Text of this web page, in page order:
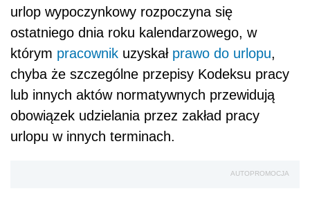
urlop wypoczynkowy rozpoczyna się
ostatniego dnia roku kalendarzowego, w
którym pracownik uzyskał prawo do urlopu,
chyba że szczególne przepisy Kodeksu pracy
lub innych aktów normatywnych przewidują
obowiązek udzielania przez zakład pracy
urlopu w innych terminach.
AUTOPROMOCJA